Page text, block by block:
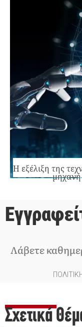
Η εξέλιξη της
μηχανή
Λάβετε
Σχετικά